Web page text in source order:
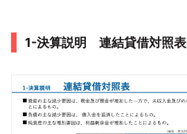
1-決算説明 連結貸借対照表